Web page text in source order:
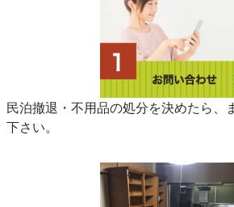
民泊撤退・不用品の処分を決めたら、
下さい。